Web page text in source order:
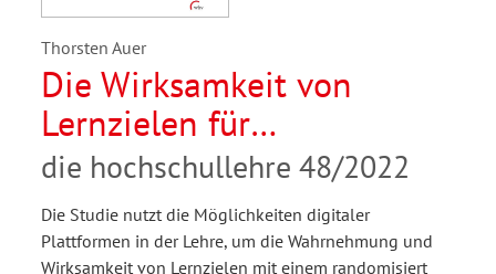
Thorsten Auer
Die Wirksamkeit von
Lernzielen für
Studienleistungen – eine
experimentelle Studie
die hochschullehre 48/2022
Die Studie nutzt die Möglichkeiten digitaler
Plattformen in der Lehre, um die Wahrnehmung und
Wirksamkeit von Lernzielen mit einem randomisiert